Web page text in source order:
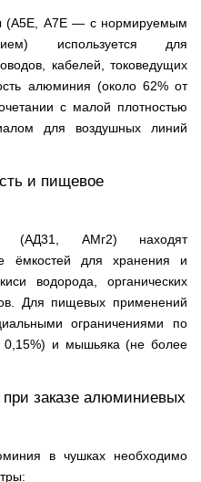
(А5Е, А7Е — с нормируемым
используется для
кабелей, токоведущих
алюминия (около 62% от
с малой плотностью
для воздушных линий
и пищевое
(АД31, АМг2) находят
ёмкостей для хранения и
водорода, органических
Для пищевых применений
ограничениями по
и мышьяка (не более
заказе алюминиевых
в чушках необходимо